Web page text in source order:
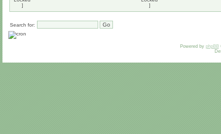
Search for:
Powered by phpBB